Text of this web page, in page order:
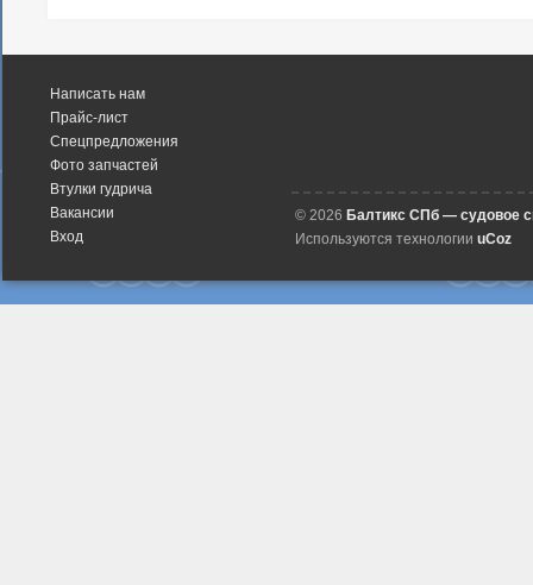
Написать нам
Прайс-лист
Спецпредложения
Фото запчастей
Втулки гудрича
Вакансии
Вход
© 2026 Балтикс СПб — судовое
Используются технологии uCoz